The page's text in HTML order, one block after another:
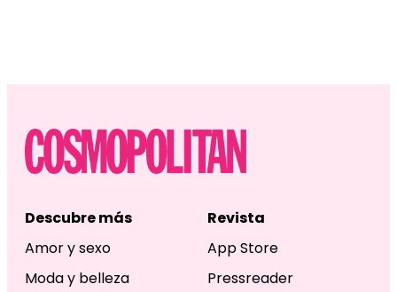
Descubre más
Amor y sexo
Moda y belleza
Revista
App Store
Pressreader